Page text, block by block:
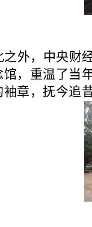
外，
中央财
馆，重温了当
袖章，抚今追